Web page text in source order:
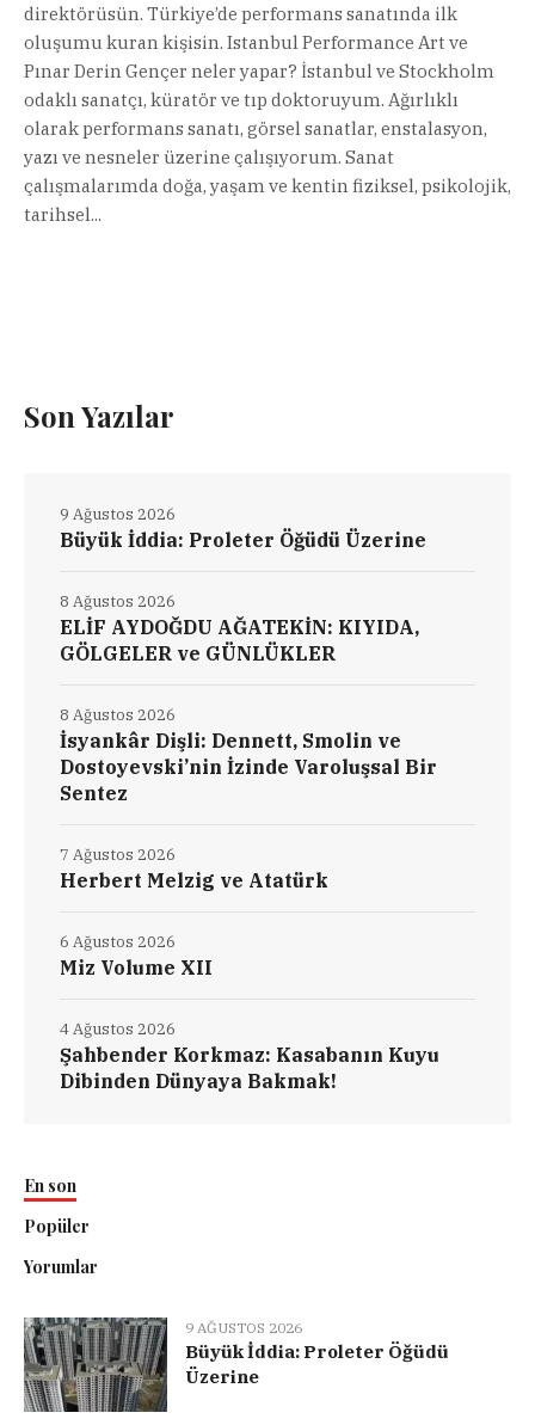
direktörüsün. Türkiye’de performans sanatında ilk
oluşumu kuran kişisin. Istanbul Performance Art ve
Pınar Derin Gençer neler yapar? İstanbul ve Stockholm
odaklı sanatçı, küratör ve tıp doktoruyum. Ağırlıklı
olarak performans sanatı, görsel sanatlar, enstalasyon,
yazı ve nesneler üzerine çalışıyorum. Sanat
çalışmalarımda doğa, yaşam ve kentin fiziksel, psikolojik,
tarihsel...
Son Yazılar
Büyük İddia: Proleter Öğüdü Üzerine
9 Ağustos 2026
ELİF AYDOĞDU AĞATEKİN: KIYIDA,
GÖLGELER ve GÜNLÜKLER
8 Ağustos 2026
İsyankâr Dişli: Dennett, Smolin ve
Dostoyevski’nin İzinde Varoluşsal Bir
Sentez
8 Ağustos 2026
Herbert Melzig ve Atatürk
7 Ağustos 2026
Miz Volume XII
6 Ağustos 2026
Şahbender Korkmaz: Kasabanın Kuyu
Dibinden Dünyaya Bakmak!
4 Ağustos 2026
En son
Popüler
Yorumlar
9 AĞUSTOS 2026
Büyük İddia: Proleter Öğüdü
Üzerine